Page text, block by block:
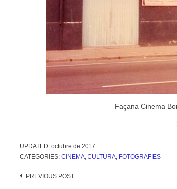
Façana Cinema
UPDATED: octubre de 2017
CATEGORIES: CINEMA, CULTURA, FOTOGRAFIES
Post
PREVIOUS POST